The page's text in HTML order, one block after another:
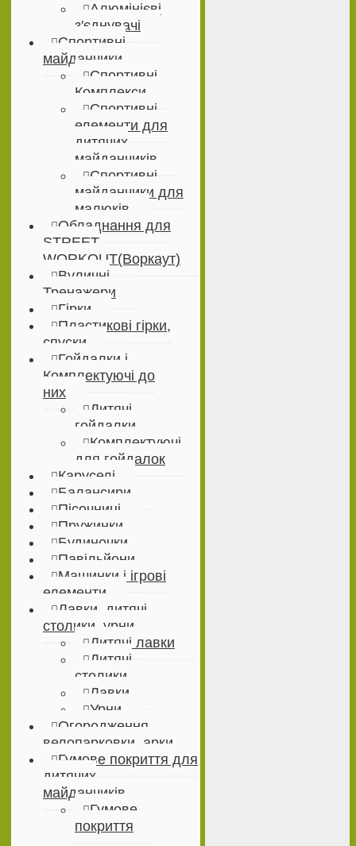
Алюмінієві
з'єднувачі
Спортивні
майданчики
Спортивні
Комплекси
Спортивні
елементи для
дитячих
майданчиків
Спортивні
майданчики для
малюків
Обладнання для
STREET
WORKOUT(Воркаут)
Вуличні
Тренажери
Гірки
Пластикові гірки,
спуски
Гойдалки і
Комплектуючі до
них
Дитячі
гойдалки
Комплектуючі
для гойдалок
Каруселі
Балансири
Пісочниці
Пружинки
Будиночки
Павільйони
Машинки і ігрові
елементи
Лавки, дитячі
столики, урни
Дитячі лавки
Дитячі
столики
Лавки
Урни
Огородження,
велопарковки, арки
Гумове покриття для
дитячих
майданчиків
Гумове
покриття